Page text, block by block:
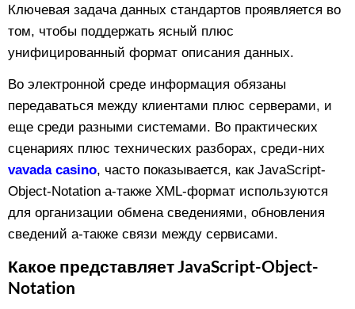
Ключевая задача данных стандартов проявляется во
том, чтобы поддержать ясный плюс
унифицированный формат описания данных.
Во электронной среде информация обязаны
передаваться между клиентами плюс серверами, и
еще среди разными системами. Во практических
сценариях плюс технических разборах, среди-них
vavada casino, часто показывается, как JavaScript-
Object-Notation а-также XML-формат используются
для организации обмена сведениями, обновления
сведений а-также связи между сервисами.
Какое представляет JavaScript-Object-
Notation